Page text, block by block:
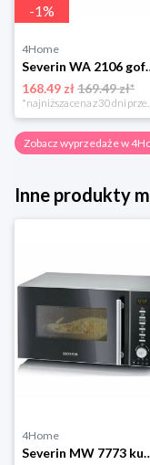
-1%
4Home
Severin WA
168.49 zł169.49 zł*
Zobacz wyprzedaże w
Inne produkty
4Home
Severin MW 7773 kuchenka